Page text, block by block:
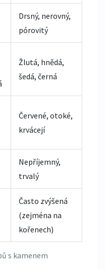
s kamenem
Drsný, nerovný,
pórovitý
Žlutá, hnědá,
šedá, černá
Červené, otoké,
krvácejí
Nepříjemný,
trvalý
Často zvýšená
(zejména na
kořenech)